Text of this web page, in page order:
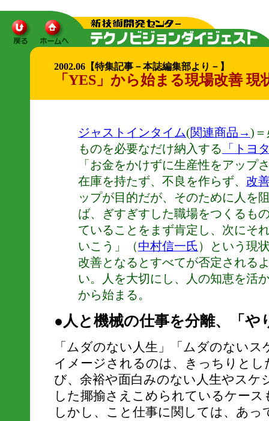
2002.06【特集記事－本誌編集部より－】
「YES」から始まる現場改善
ジャストインタイム(関連商品→)＝
ものを必要なだけ納入する 「トヨ
「お金をかけずに生産性をアップ
在庫を持たず、不良を作らず、 改
ップが目的だが、そのために人を
ば、ぎすぎすした職場をつくるも
ていることをまず肯定し、次にそ
いこう」（中村信一氏 ）という現
改善となるとすべてが否定される
い。人を大切にし、人の知恵を活
から始まる。
●人と機械の仕事を分離、「や
「ムダのない人生」「ムダのない
イメージされるのは、きっちりと
び、余裕や面白みのない人生やスケ
した揶揄さえこめられているケース
しかし、こと仕事に関しては、あ